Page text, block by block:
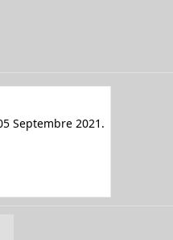
Septembre 2021.